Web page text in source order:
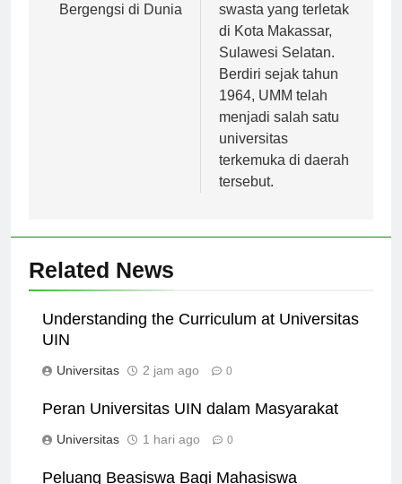
Bergengsi di Dunia
swasta yang terletak
di Kota Makassar,
Sulawesi Selatan.
Berdiri sejak tahun
1964, UMM telah
menjadi salah satu
universitas
terkemuka di daerah
tersebut.
Related News
Understanding the Curriculum at Universitas
UIN
Universitas 2 jam ago 0
Peran Universitas UIN dalam Masyarakat
Universitas 1 hari ago 0
Peluang Beasiswa Bagi Mahasiswa